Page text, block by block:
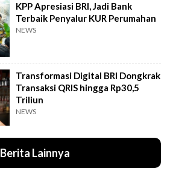
KPP Apresiasi BRI, Jadi Bank
Terbaik Penyalur KUR Perumahan
NEWS
Transformasi Digital BRI Dongkrak
Transaksi QRIS hingga Rp30,5
Triliun
NEWS
Berita Lainnya